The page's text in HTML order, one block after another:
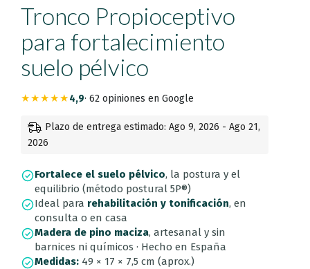
Tronco Propioceptivo
para fortalecimiento
suelo pélvico
★★★★★4,9· 62 opiniones en Google
Plazo de entrega estimado: Ago 9, 2026 - Ago 21,
2026
Fortalece el suelo pélvico, la postura y el
equilibrio (método postural 5P®)
Ideal para rehabilitación y tonificación, en
consulta o en casa
Madera de pino maciza, artesanal y sin
barnices ni químicos · Hecho en España
Medidas: 49 × 17 × 7,5 cm (aprox.)